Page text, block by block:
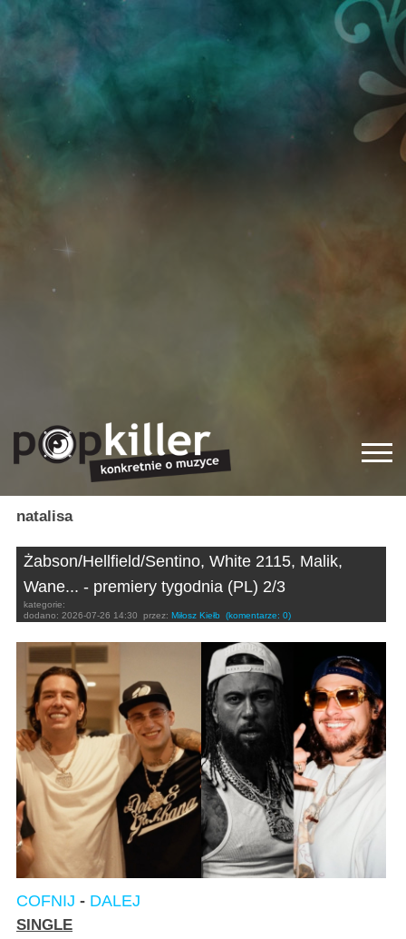
natalisa
Żabson/Hellfield/Sentino, White 2115, Malik,
Wane... - premiery tygodnia (PL) 2/3
kategorie:
dodano: 2026-07-26 14:30 przez: Miłosz Kiełb (komentarze: 0)
COFNIJ - DALEJ
SINGLE